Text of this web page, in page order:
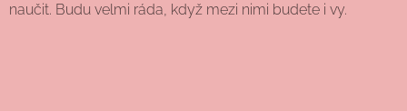
naučit. Budu velmi ráda, když mezi nimi budete i vy.